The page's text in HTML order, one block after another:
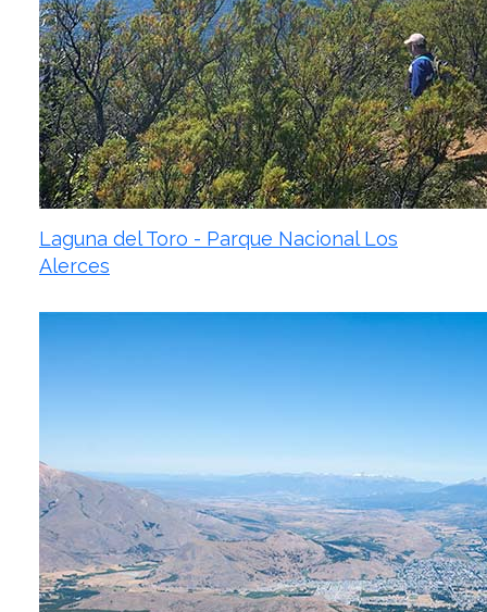
Laguna del Toro - Parque Nacional Los
Alerces